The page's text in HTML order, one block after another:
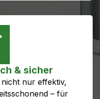
& sicher
nur effektiv,
– für